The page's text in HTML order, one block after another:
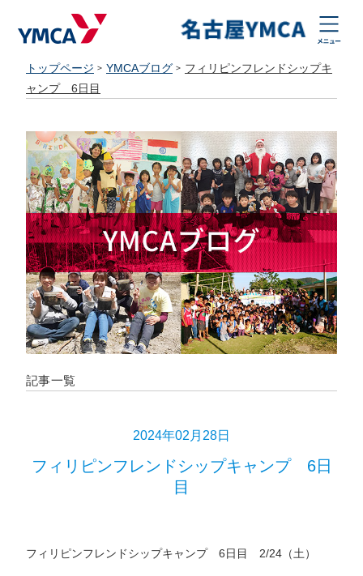
トップページ YMCAブログ
フィリピンフレンドシップキ
ャンプ 6日目
記事一覧
2024年02月28日
フィリピンフレンドシップキャンプ 6日
目
フィリピンフレンドシップキャンプ 6日目 2/24（土）